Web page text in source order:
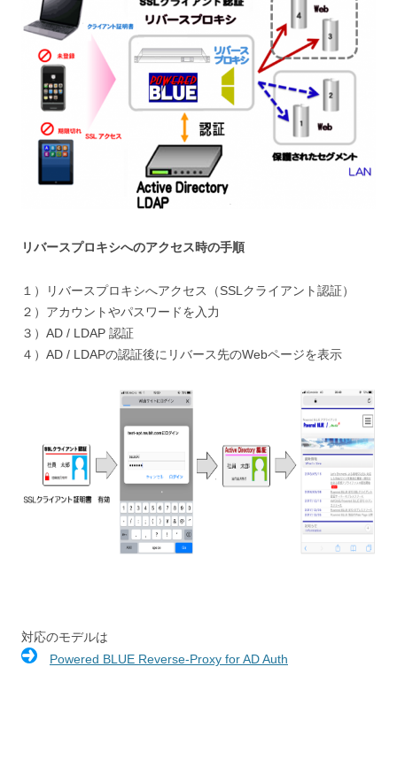
リバースプロキシへのアクセス時の手順
１）リバースプロキシへアクセス（SSLクライアント認証）
２）アカウントやパスワードを入力
３）AD / LDAP 認証
４）AD / LDAPの認証後にリバース先のWebページを表示
対応のモデルは
Powered BLUE Reverse-Proxy for AD Auth